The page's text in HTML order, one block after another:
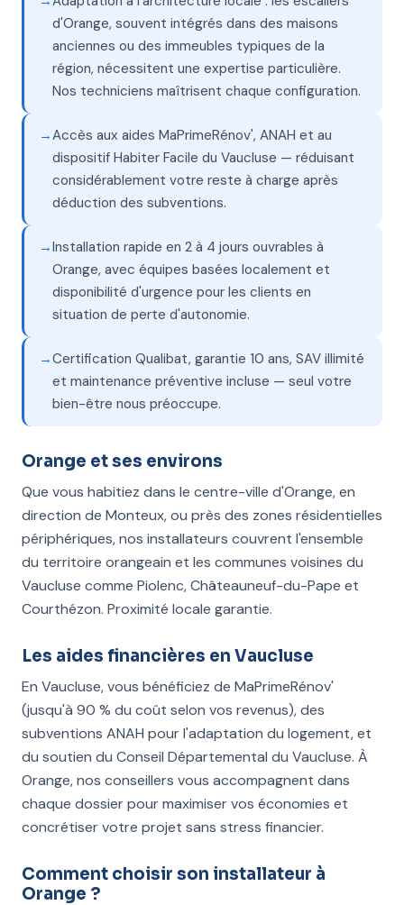
d'Orange, souvent intégrés dans des maisons
anciennes ou des immeubles typiques de la
région, nécessitent une expertise particulière.
Nos techniciens maîtrisent chaque configuration.
Accès aux aides MaPrimeRénov', ANAH et au
dispositif Habiter Facile du Vaucluse — réduisant
considérablement votre reste à charge après
déduction des subventions.
Installation rapide en 2 à 4 jours ouvrables à
Orange, avec équipes basées localement et
disponibilité d'urgence pour les clients en
situation de perte d'autonomie.
Certification Qualibat, garantie 10 ans, SAV illimité
et maintenance préventive incluse — seul votre
bien-être nous préoccupe.
Orange et ses environs
Que vous habitiez dans le centre-ville d'Orange, en
direction de Monteux, ou près des zones résidentielles
périphériques, nos installateurs couvrent l'ensemble
du territoire orangeain et les communes voisines du
Vaucluse comme Piolenc, Châteauneuf-du-Pape et
Courthézon. Proximité locale garantie.
Les aides financières en Vaucluse
En Vaucluse, vous bénéficiez de MaPrimeRénov'
(jusqu'à 90 % du coût selon vos revenus), des
subventions ANAH pour l'adaptation du logement, et
du soutien du Conseil Départemental du Vaucluse. À
Orange, nos conseillers vous accompagnent dans
chaque dossier pour maximiser vos économies et
concrétiser votre projet sans stress financier.
Comment choisir son installateur à
Orange ?